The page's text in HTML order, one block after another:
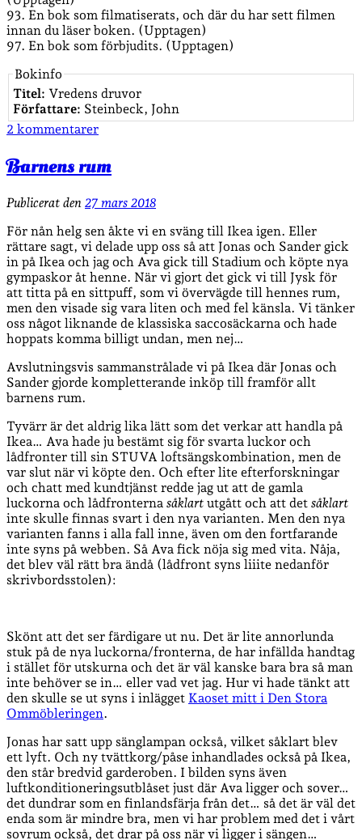
93. En bok som filmatiserats, och där du har sett filmen
innan du läser boken. (Upptagen)
97. En bok som förbjudits. (Upptagen)
Bokinfo
Titel: Vredens druvor
Författare: Steinbeck, John
2 kommentarer
Barnens rum
Publicerat den 27 mars 2018
För nån helg sen åkte vi en sväng till Ikea igen. Eller
rättare sagt, vi delade upp oss så att Jonas och Sander gick
in på Ikea och jag och Ava gick till Stadium och köpte nya
gympaskor åt henne. När vi gjort det gick vi till Jysk för
att titta på en sittpuff, som vi övervägde till hennes rum,
men den visade sig vara liten och med fel känsla. Vi tänker
oss något liknande de klassiska saccosäckarna och hade
hoppats komma billigt undan, men nej…
Avslutningsvis sammanstrålade vi på Ikea där Jonas och
Sander gjorde kompletterande inköp till framför allt
barnens rum.
Tyvärr är det aldrig lika lätt som det verkar att handla på
Ikea… Ava hade ju bestämt sig för svarta luckor och
lådfronter till sin STUVA loftsängskombination, men de
var slut när vi köpte den. Och efter lite efterforskningar
och chatt med kundtjänst redde jag ut att de gamla
luckorna och lådfronterna såklart utgått och att det såklart
inte skulle finnas svart i den nya varianten. Men den nya
varianten fanns i alla fall inne, även om den fortfarande
inte syns på webben. Så Ava fick nöja sig med vita. Nåja,
det blev väl rätt bra ändå (lådfront syns liiite nedanför
skrivbordsstolen):
Skönt att det ser färdigare ut nu. Det är lite annorlunda
stuk på de nya luckorna/fronterna, de har infällda handtag
i stället för utskurna och det är väl kanske bara bra så man
inte behöver se in… eller vad vet jag. Hur vi hade tänkt att
den skulle se ut syns i inlägget Kaoset mitt i Den Stora
Ommöbleringen.
Jonas har satt upp sänglampan också, vilket såklart blev
ett lyft. Och ny tvättkorg/påse inhandlades också på Ikea,
den står bredvid garderoben. I bilden syns även
luftkonditioneringsutblåset just där Ava ligger och sover…
det dundrar som en finlandsfärja från det… så det är väl det
enda som är mindre bra, men vi har problem med det i vårt
sovrum också, det drar på oss när vi ligger i sängen…